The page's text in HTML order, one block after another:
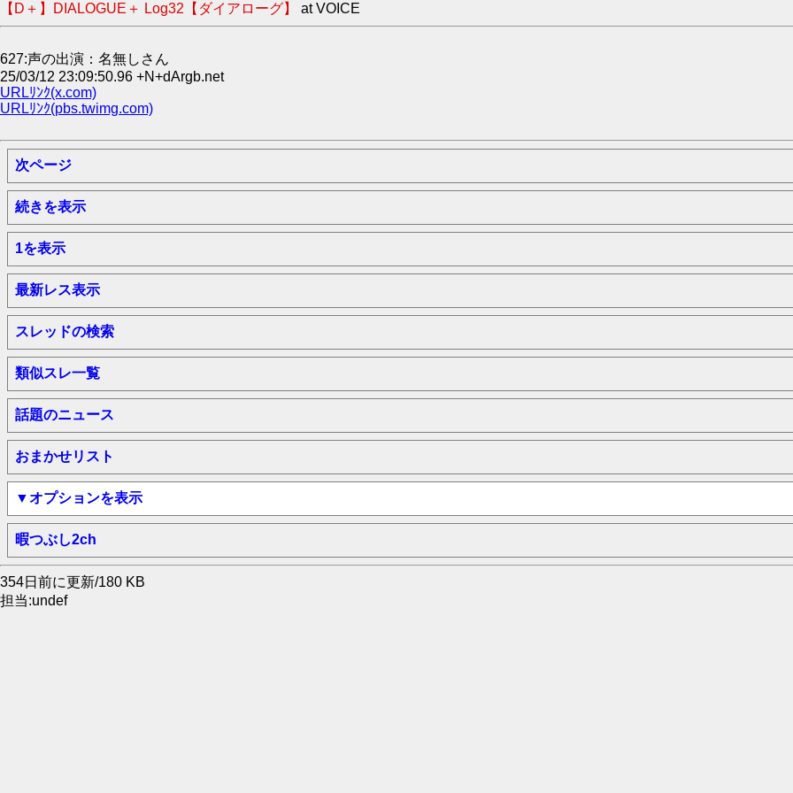
【D＋】DIALOGUE＋ Log32【ダイアローグ】 at VOICE
627:声の出演：名無しさん
25/03/12 23:09:50.96 +N+dArgb.net
URLﾘﾝｸ(x.com)
URLﾘﾝｸ(pbs.twimg.com)
次ページ
続きを表示
1を表示
最新レス表示
スレッドの検索
類似スレ一覧
話題のニュース
おまかせリスト
▼オプションを表示
暇つぶし2ch
354日前に更新/180 KB
担当:undef